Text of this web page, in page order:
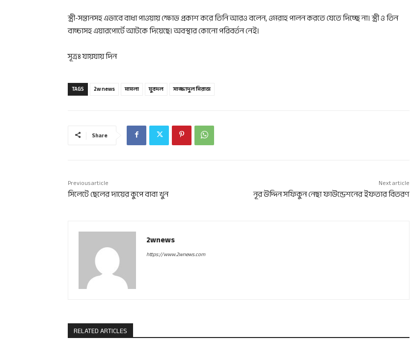
স্ত্রী-সন্তানসহ এভাবে বাধা পাওয়ায় ক্ষোভ প্রকাশ করে তিনি আরও বলেন, ওমরাহ পালন করতে যেতে দিচ্ছে না। স্ত্রী ও তিন
বাচ্চাসহ এয়ারপোর্টে আটকে দিয়েছে। অবস্থার কোনো পরিবর্তন নেই।
সূত্রঃ যায়যায় দিন
TAGS 2w news মামলা যুবদল সাজ্জাদুল মিরাজ
Share
Previous article
সিলেটে ছেলের দায়ের কুপে বাবা খুন
Next article
নূর উদ্দিন সফিকুন নেছা ফাউন্ডেশনের ইফতার বিতরণ
2wnews
https://www.2wnews.com
RELATED ARTICLES